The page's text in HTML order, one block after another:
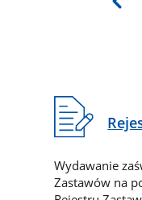
Wydawanie
Zastawów na